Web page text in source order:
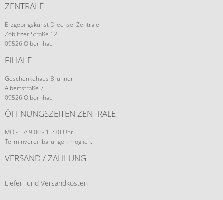
ZENTRALE
Erzgebirgskunst Drechsel Zentrale
Zöblitzer Straße 12
09526 Olbernhau
FILIALE
Geschenkehaus Brunner
Albertstraße 7
09526 Olbernhau
ÖFFNUNGSZEITEN ZENTRALE
MO - FR: 9:00 - 15:30 Uhr
Terminvereinbarungen möglich.
VERSAND / ZAHLUNG
Liefer- und Versandkosten